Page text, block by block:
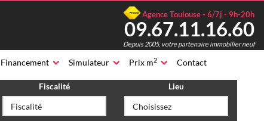
Agence Toulouse - 6/7j - 9h-20h
09.67.11.16.60
Depuis 2005, votre partenaire immobilier neuf
Financement Simulateur Prix m2 Contact
Fiscalité Lieu